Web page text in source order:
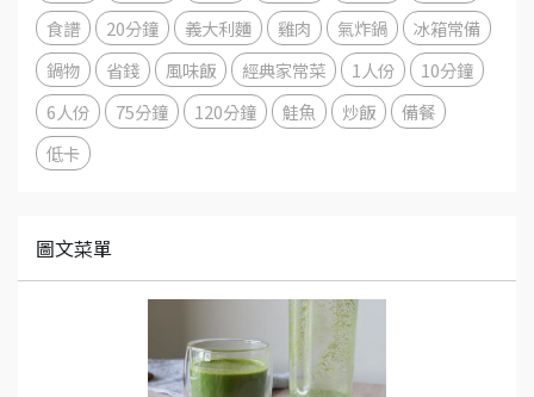
食譜
20分鐘 義大利麵 雞肉 氣炸鍋
冰箱常備
鍋物
省錢 風味飯 經典家常菜 1人份
10分鐘
6人份
75分鐘 120分鐘 鮭魚 炒飯
備餐
低卡
圖文菜單